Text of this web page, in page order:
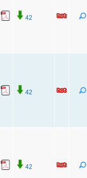
42
42
42